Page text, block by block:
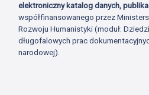
Profil Facebook
elektroniczny katalog danych,
współfinansowanego przez
Rozwoju Humanistyki (moduł:
długofalowych prac
narodowej).